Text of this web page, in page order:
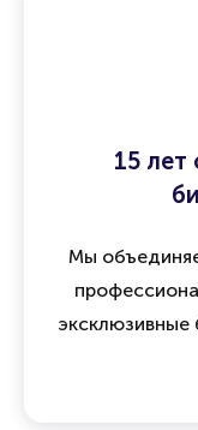
15 лет
Мы
эксклюзивные